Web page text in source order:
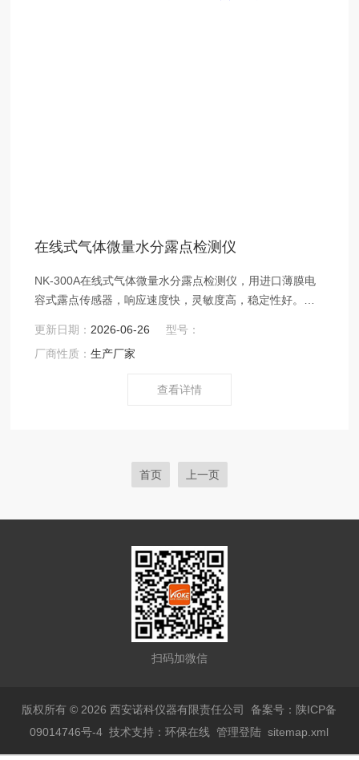
在线式气体微量水分露点检测仪
NK-300A在线式气体微量水分露点检测仪，用进口薄膜电
容式露点传感器，响应速度快，灵敏度高，稳定性好。使
水分含量有严格控制要求的各种在线分析场合。
更新日期： 2026-06-26
型号：
厂商性质：生产厂家
查看详情
首页 上一页
扫码加微信
版权所有 © 2026 西安诺科仪器有限责任公司备案号：陕ICP备
09014746号-4 技术支持：环保在线 管理登陆 sitemap.xml